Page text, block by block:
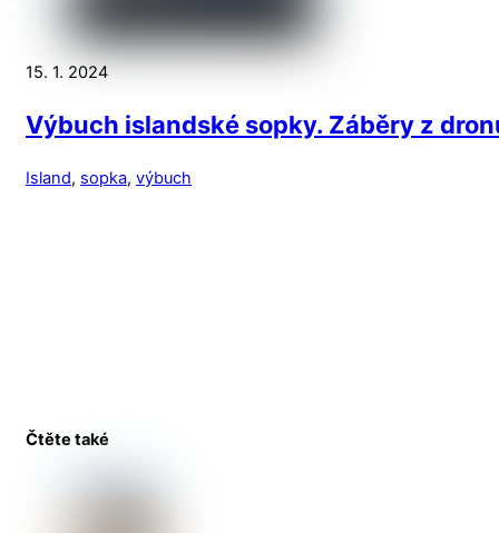
15. 1. 2024
Výbuch islandské sopky. Záběry z
Island, sopka, výbuch
Čtěte také